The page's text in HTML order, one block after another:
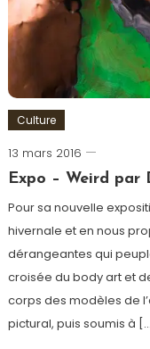
Culture
13 mars 2016
Romain-
Paris
Expo – Weird par
Pour sa nouvelle
hivernale et en nous
dérangeantes qui
croisée du body art et
corps des modèles de
pictural, puis soumis à […]